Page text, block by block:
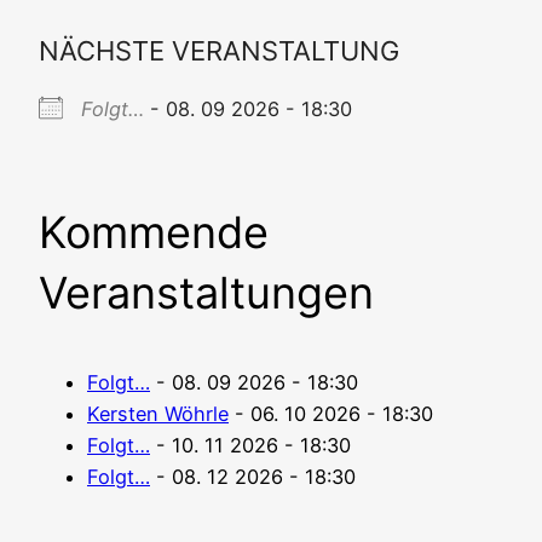
NÄCHSTE VERANSTALTUNG
Folgt… - 08. 09 2026 - 18:30
Kommende
Veranstaltungen
Folgt… - 08. 09 2026 - 18:30
Kers­ten Wöhr­le - 06. 10 2026 - 18:30
Folgt… - 10. 11 2026 - 18:30
Folgt… - 08. 12 2026 - 18:30